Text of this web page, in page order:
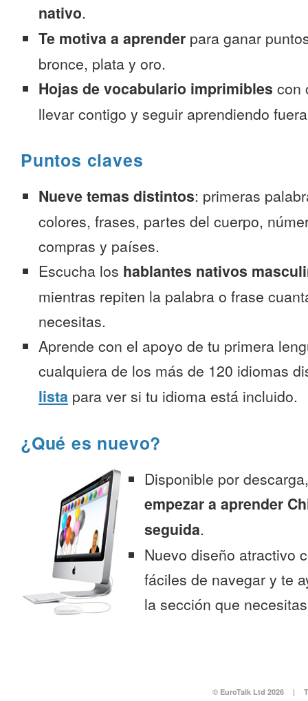
nativo.
Te motiva a aprender para ganar
bronce, plata y oro.
Hojas de vocabulario imprimibles con
llevar contigo y seguir aprendiendo
Puntos claves
Nueve temas distintos: primeras
colores, frases, partes del cuerpo,
compras y países.
Escucha los hablantes nativos
mientras repiten la palabra o frase
necesitas.
Aprende con el apoyo de tu primera
cualquiera de los más de 120 idiomas
lista para ver si tu idioma está incluido.
¿Qué es nuevo?
Disponible por
empezar a aprender
seguida.
Nuevo diseño atractivo
fáciles de navegar y te
la sección que
© EuroTalk Ltd 2026 |